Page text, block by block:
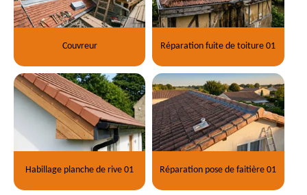
Couvreur Réparation fuite de toiture 01
Habillage planche de rive 01 Réparation pose de faitière 01